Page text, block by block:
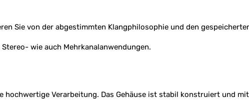
Sie von der abgestimmten Klangphilosophie und den
wie auch Mehrkanalanwendungen.
hochwertige Verarbeitung. Das Gehäuse ist stabil konstruiert und